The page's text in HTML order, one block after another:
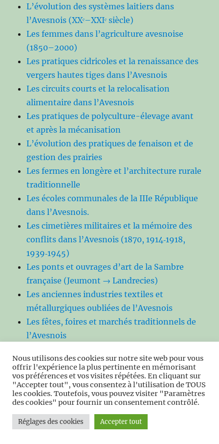
L’évolution des systèmes laitiers dans
l’Avesnois (XXᵉ–XXIᵉ siècle)
Les femmes dans l’agriculture avesnoise
(1850–2000)
Les pratiques cidricoles et la renaissance des
vergers hautes tiges dans l’Avesnois
Les circuits courts et la relocalisation
alimentaire dans l’Avesnois
Les pratiques de polyculture-élevage avant
et après la mécanisation
L’évolution des pratiques de fenaison et de
gestion des prairies
Les fermes en longère et l’architecture rurale
traditionnelle
Les écoles communales de la IIIe République
dans l’Avesnois.
Les cimetières militaires et la mémoire des
conflits dans l’Avesnois (1870, 1914‑1918,
1939‑1945)
Les ponts et ouvrages d’art de la Sambre
française (Jeumont → Landrecies)
Les anciennes industries textiles et
métallurgiques oubliées de l’Avesnois
Les fêtes, foires et marchés traditionnels de
l’Avesnois
Les patois et parlers du Hainaut et de
l’Avesnois
Les jeux et sports traditionnels de l’Avesnois
Les costumes et modes rurales du XIXᵉ siècle
dans l’Avesnois
Les croyances populaires et superstitions
Nous utilisons des cookies sur notre site web pour vous
offrir l'expérience la plus pertinente en mémorisant
vos préférences et vos visites répétées. En cliquant sur
"Accepter tout", vous consentez à l'utilisation de TOUS
les cookies. Toutefois, vous pouvez visiter "Paramètres
des cookies" pour fournir un consentement contrôlé.
Réglages des cookies Accepter tout